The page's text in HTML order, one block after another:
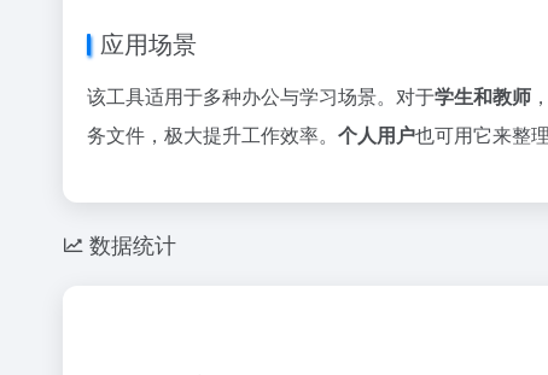
应用场景
该工具适用于多种办公与学习场景。对于学生和教师
务文件，极大提升工作效率。 个人用户也可用它来整
数据统计